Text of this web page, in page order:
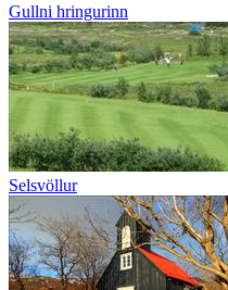
Gullni hringurinn
Selsvöllur